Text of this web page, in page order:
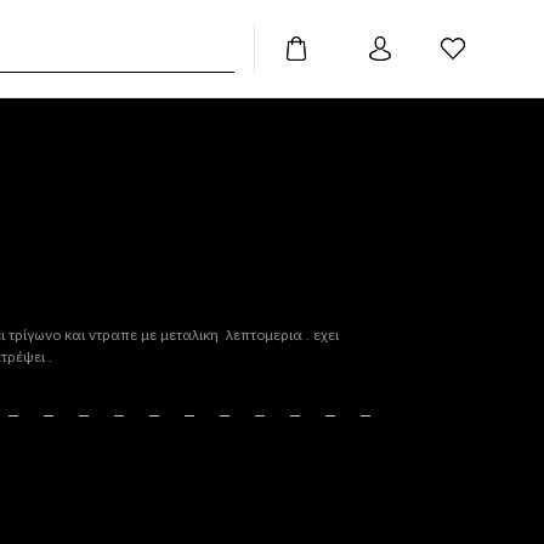
και ντραπε με μεταλικη λεπτομερια . εχει
.